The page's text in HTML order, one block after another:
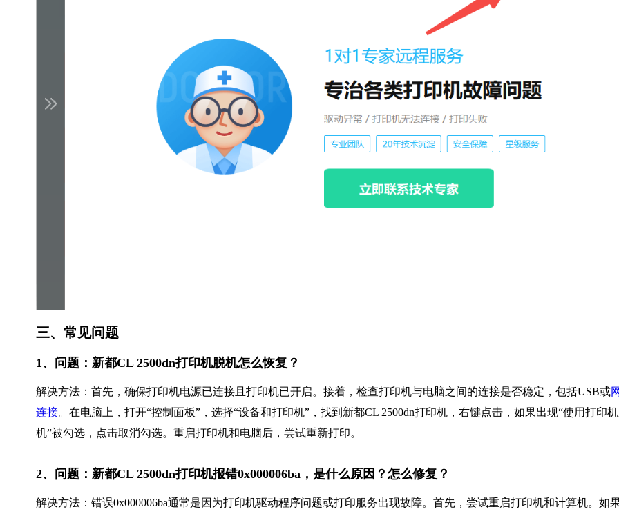
三、常见问题
1、问题：新都CL 2500dn打印机脱机怎么恢复？
解决方法：首先，确保打印机电源已连接且打印机已开启。接着，检查打印机与电脑之间的连接是否稳定，包括USB或
连接。在电脑上，打开“控制面板”，选择“设备和打印机”，找到新都CL 2500dn打印机，右键点击，如果出现“使用打印
机”被勾选，点击取消勾选。重启打印机和电脑后，尝试重新打印。
2、问题：新都CL 2500dn打印机报错0x000006ba，是什么原因？怎么修复？
解决方法：错误0x000006ba通常是因为打印机驱动程序问题或打印服务出现故障。首先，尝试重启打印机和计算机。如